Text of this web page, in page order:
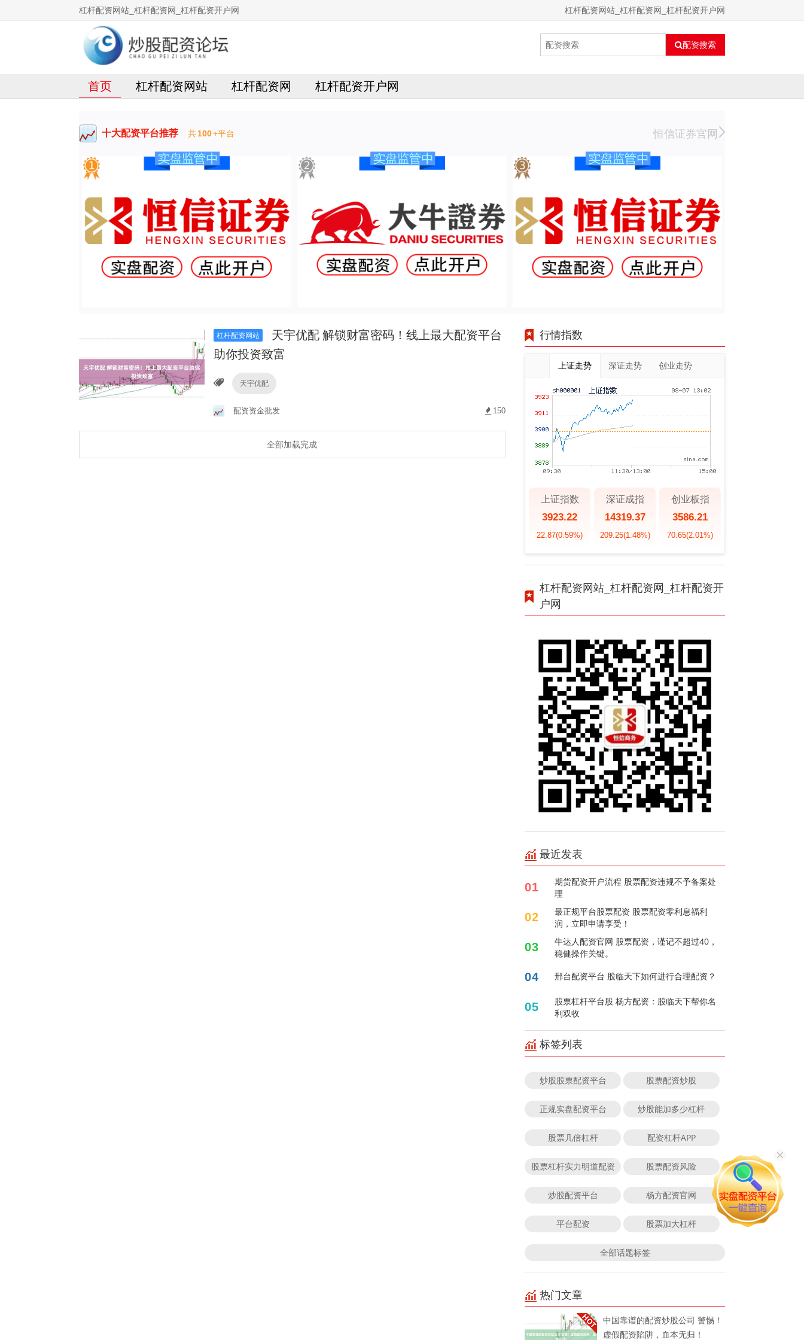
杠杆配资网站_杠杆配资网_杠杆配资开户网 杠杆配资网站_杠杆配资网_杠杆配资开户网
配资搜索
首页 杠杆配资网站 杠杆配资网 杠杆配资开户网
十大配资平台推荐 共100+平台 恒信证券官网
杠杆配资网站
天宇优配 解锁财富密码！线上最大配资平台
助你投资致富
天宇优配
配资资金批发 150
全部加载完成
行情指数
上证走势 深证走势 创业走势
上证指数
3923.22
22.87(0.59%)
深证成指
14319.37
209.25(1.48%)
创业板指
3586.21
70.65(2.01%)
杠杆配资网站_杠杆配资网_杠杆配资开
户网
最近发表
01
期货配资开户流程 股票配资违规不予备案处
理
02
最正规平台股票配资 股票配资零利息福利
润，立即申请享受！
03
牛达人配资官网 股票配资，谨记不超过40，
稳健操作关键。
04 邢台配资平台 股临天下如何进行合理配资？
05
股票杠杆平台股 杨方配资：股临天下帮你名
利双收
标签列表
炒股股票配资平台 股票配资炒股
正规实盘配资平台 炒股能加多少杠杆
股票几倍杠杆 配资杠杆APP
股票杠杆实力明道配资 股票配资风险
炒股配资平台 杨方配资官网
平台配资 股票加大杠杆
全部话题标签
热门文章
中国靠谱的配资炒股公司 警惕！
虚假配资陷阱，血本无归！